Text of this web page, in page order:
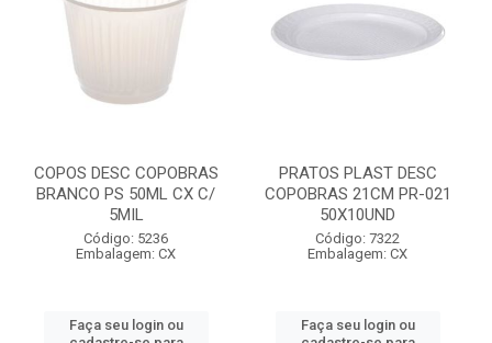
COPOS DESC COPOBRAS
BRANCO PS 50ML CX C/
5MIL
Código: 5236
Embalagem: CX
Faça seu login ou
PRATOS PLAST DESC
COPOBRAS 21CM PR-021
50X10UND
Código: 7322
Embalagem: CX
Faça seu login ou